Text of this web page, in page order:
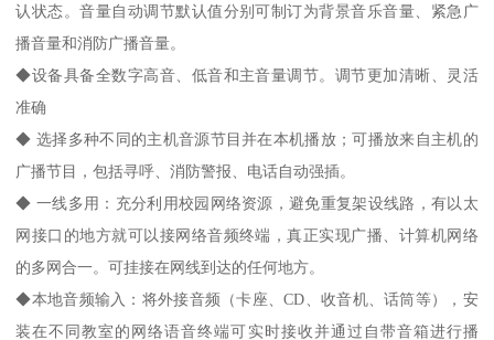
认状态。音量自动调节默认值分别可制订为背景音乐音量、紧急广
播音量和消防广播音量。
◆设备具备全数字高音、低音和主音量调节。调节更加清晰、灵活
准确
◆ 选择多种不同的主机音源节目并在本机播放；可播放来自主机的
广播节目，包括寻呼、消防警报、电话自动强插。
◆ 一线多用：充分利用校园网络资源，避免重复架设线路，有以太
网接口的地方就可以接网络音频终端，真正实现广播、计算机网络
的多网合一。可挂接在网线到达的任何地方。
◆本地音频输入：将外接音频（卡座、CD、收音机、话筒等），安
装在不同教室的网络语音终端可实时接收并通过自带音箱进行播